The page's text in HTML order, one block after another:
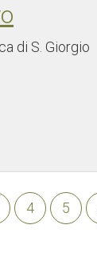
di S. Giorgio
4 5